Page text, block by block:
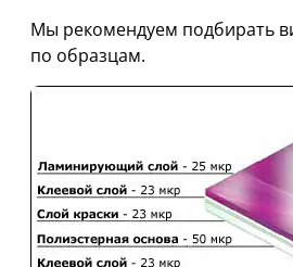
Мы рекомендуем подбирать
по образцам.